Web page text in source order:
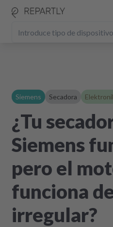
Siemens Secadora
¿Tu
Siemens
pero el
funciona
irregular?